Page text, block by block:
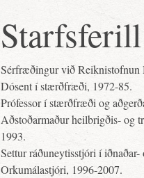
Starfsferill
Sérfræðingur við Reiknistofnun
Dósent í stærðfræði, 1972-85.
Prófessor í stærðfræði og
Aðstoðarmaður heilbrigðis- og
1993.
Settur ráðuneytisstjóri í
Orkumálastjóri, 1996-2007.